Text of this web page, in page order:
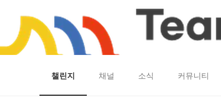
런마일 모두의챌린지 캐시로또 캐시딜
챌린지 채널 소식 커뮤니티